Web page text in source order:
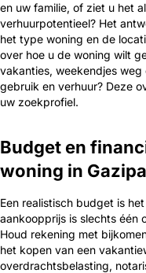
en uw familie, of ziet u het
verhuurpotentieel? Het
het type woning en de
over hoe u de woning wilt
vakanties, weekendjes
gebruik en verhuur? Deze
uw zoekprofiel.
Budget en
woning in
Een realistisch budget is
aankoopprijs is slechts één
Houd rekening met
het kopen van een
overdrachtsbelasting,